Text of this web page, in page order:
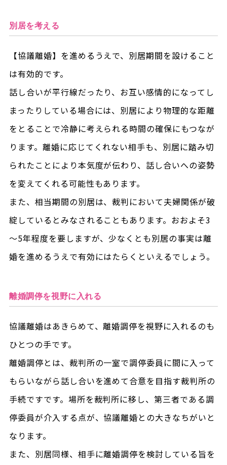
別居を考える
【協議離婚】を進めるうえで、別居期間を設けること
は有効的です。
話し合いが平行線だったり、お互い感情的になってし
まったりしている場合には、別居により物理的な距離
をとることで冷静に考えられる時間の確保にもつなが
ります。離婚に応じてくれない相手も、別居に踏み切
られたことにより本気度が伝わり、話し合いへの姿勢
を変えてくれる可能性もあります。
また、相当期間の別居は、裁判において夫婦関係が破
綻しているとみなされることもあります。おおよそ3
～5年程度を要しますが、少なくとも別居の事実は離
婚を進めるうえで有効にはたらくといえるでしょう。
離婚調停を視野に入れる
協議離婚はあきらめて、離婚調停を視野に入れるのも
ひとつの手です。
離婚調停とは、裁判所の一室で調停委員に間に入って
もらいながら話し合いを進めて合意を目指す裁判所の
手続ですです。場所を裁判所に移し、第三者である調
停委員が介入する点が、協議離婚との大きなちがいと
なります。
また、別居同様、相手に離婚調停を検討している旨を